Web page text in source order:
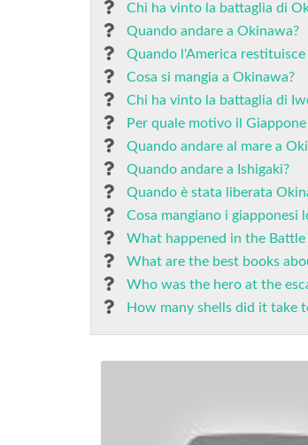
Chi ha vinto la battaglia di
Quando andare a Okinawa?
Quando l'America
Cosa si mangia a Okinawa?
Chi ha vinto la battaglia di
Per quale motivo il
Quando andare al mare a
Quando andare a Ishigaki?
Quando è stata liberata
Cosa mangiano i giapponesi
What happened in the
What are the best books
Who was the hero at the
How many shells did it take